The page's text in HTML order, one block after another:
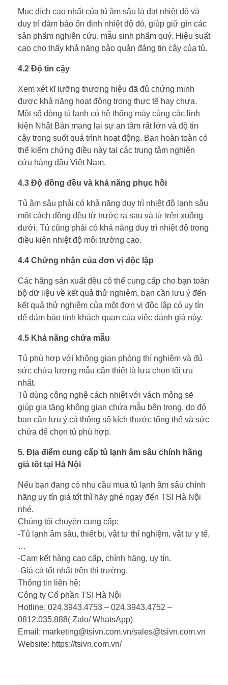
Mục đích cao nhất của tủ âm sâu là đạt nhiệt độ và
duy trì đảm bảo ổn định nhiệt độ đó, giúp giữ gìn các
sản phẩm nghiên cứu. mẫu sinh phẩm quý. Hiệu suất
cao cho thấy khả năng bảo quản đáng tin cậy của tủ.
4.2 Độ tin cậy
Xem xét kĩ lưỡng thương hiệu đã đủ chứng minh
được khả năng hoạt động trong thực tế hay chưa.
Một số dòng tủ lạnh có hệ thống máy cùng các linh
kiện Nhật Bản mang lại sự an tâm rất lớn và độ tin
cậy trong suốt quá trình hoạt động. Bạn hoàn toàn có
thể kiểm chứng điều này tại các trung tâm nghiên
cứu hàng đầu Việt Nam.
4.3 Độ đồng đều và khả năng phục hồi
Tủ âm sâu phải có khả năng duy trì nhiệt độ lạnh sâu
một cách đồng đều từ trước ra sau và từ trên xuống
dưới. Tủ cũng phải có khả năng duy trì nhiệt độ trong
điều kiện nhiệt độ môi trường cao.
4.4 Chứng nhận của đơn vị độc lập
Các hãng sản xuất đều có thể cung cấp cho bạn toàn
bộ dữ liệu về kết quả thử nghiệm, bạn cần lưu ý đến
kết quả thử nghiệm của một đơn vị độc lập có uy tín
để đảm bảo tính khách quan của việc đánh giá này.
4.5 Khả năng chứa mẫu
Tủ phù hợp với không gian phòng thí nghiệm và đủ
sức chứa lượng mẫu cần thiết là lựa chọn tối ưu
nhất.
Tủ dùng công nghệ cách nhiệt với vách mỏng sẽ
giúp gia tăng không gian chứa mẫu bên trong, do đó
bạn cần lưu ý cả thông số kích thước tổng thể và sức
chứa để chọn tủ phù hợp.
5. Địa điểm cung cấp tủ lạnh âm sâu chính hãng
giá tốt tại Hà Nội
Nếu bạn đang có nhu cầu mua tủ lạnh âm sâu chính
hãng uy tín giá tốt thì hãy ghé ngay đến TSI Hà Nội
nhé.
Chúng tôi chuyên cung cấp:
-Tủ lạnh âm sâu, thiết bị, vật tư thí nghiệm, vật tư y tế,
…
-Cam kết hàng cao cấp, chính hãng, uy tín.
-Giá cả tốt nhất trên thị trường.
Thông tin liên hệ:
Công ty Cổ phần TSI Hà Nội
Hotline: 024.3943.4753 – 024.3943.4752 –
0812.035.888( Zalo/ WhatsApp)
Email: marketing@tsivn.com.vn/sales@tsivn.com.vn
Website: https://tsivn.com.vn/